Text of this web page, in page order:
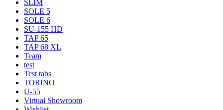
SLIM
SOLE 5
SOLE 6
SU-155 HD
TAP 65
TAP 68 XL
Team
test
Test tabs
TORINO
U-55
Virtual Showroom